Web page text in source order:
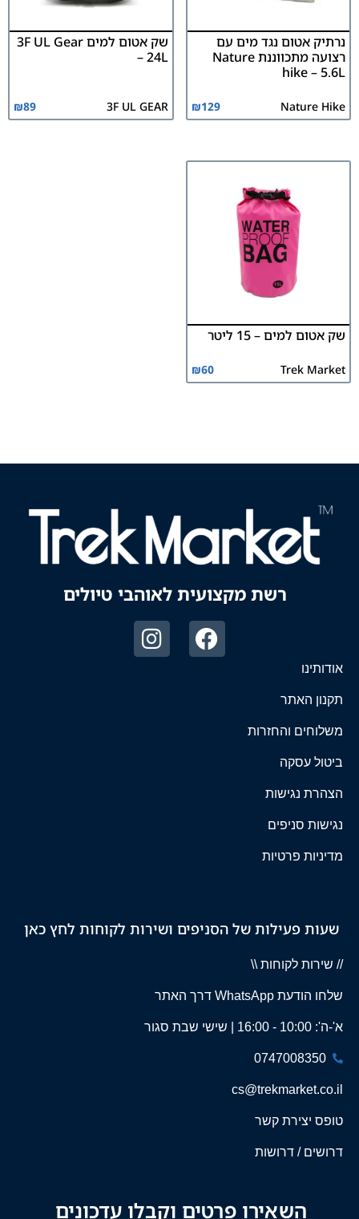
נרתיק אטום נגד מים עם
רצועה מתכווננת Nature
hike – 5.6L
Nature Hike
₪129
שק אטום למים 3F UL Gear
– 24L
3F UL GEAR
₪89
שק אטום למים – 15 ליטר
Trek Market
₪60
רשת מקצועית לאוהבי טיולים
אודותינו
תקנון האתר
משלוחים והחזרות
ביטול עסקה
הצהרת נגישות
נגישות סניפים
מדיניות פרטיות
שעות פעילות של הסניפים ושירות לקוחות לחץ כאן
// שירות לקוחות \\
שלחו הודעת WhatsApp דרך האתר
א'-ה': 10:00 - 16:00 | שישי שבת סגור
0747008350
cs@trekmarket.co.il
טופס יצירת קשר
דרושים / דרושות
השאירו פרטים וקבלו עדכונים